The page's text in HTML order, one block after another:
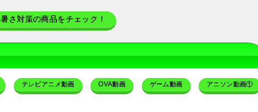
暑さ対策の商品をチェック！
テレビアニメ動画 OVA動画 ゲーム動画 アニソン動画①